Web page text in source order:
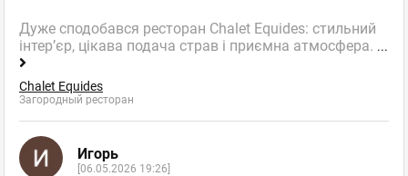
Дуже сподобався ресторан Chalet Equides: стильний
інтер’єр, цікава подача страв і приємна атмосфера. ...
Chalet Equides
Загородный ресторан
Игорь
[06.05.2026 19:26]